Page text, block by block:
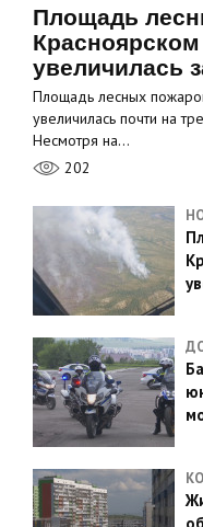
Площадь
Красноярском
увеличилась
Площадь лесных
увеличилась почти на
Несмотря на…
202